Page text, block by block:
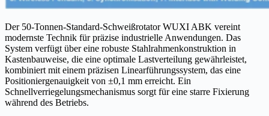
Der 50-Tonnen-Standard-Schweißrotator WUXI ABK vereint
modernste Technik für präzise industrielle Anwendungen. Das
System verfügt über eine robuste Stahlrahmenkonstruktion in
Kastenbauweise, die eine optimale Lastverteilung gewährleistet,
kombiniert mit einem präzisen Linearführungssystem, das eine
Positioniergenauigkeit von ±0,1 mm erreicht. Ein
Schnellverriegelungsmechanismus sorgt für eine starre Fixierung
während des Betriebs.